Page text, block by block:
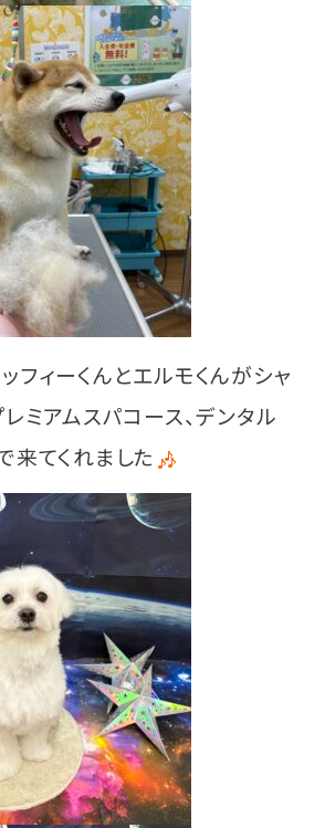
フィーくんとエルモくんがシャ
レミアムスパコース、デンタル
来てくれました